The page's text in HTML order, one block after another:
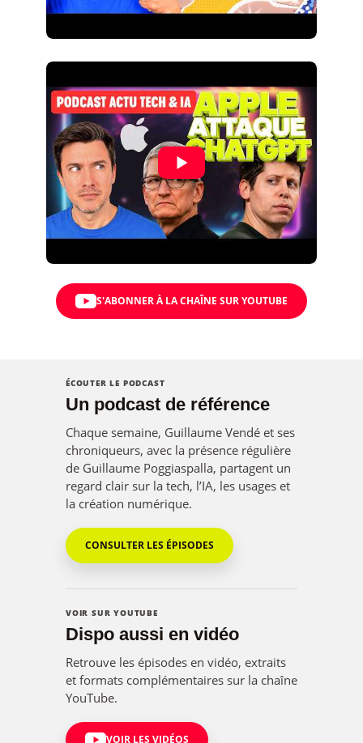
S'ABONNER À LA CHAÎNE SUR YOUTUBE
ÉCOUTER LE PODCAST
Un podcast de référence
Chaque semaine, Guillaume Vendé et ses
chroniqueurs, avec la présence régulière
de Guillaume Poggiaspalla, partagent un
regard clair sur la tech, l’IA, les usages et
la création numérique.
CONSULTER LES ÉPISODES
VOIR SUR YOUTUBE
Dispo aussi en vidéo
Retrouve les épisodes en vidéo, extraits
et formats complémentaires sur la chaîne
YouTube.
VOIR LES VIDÉOS